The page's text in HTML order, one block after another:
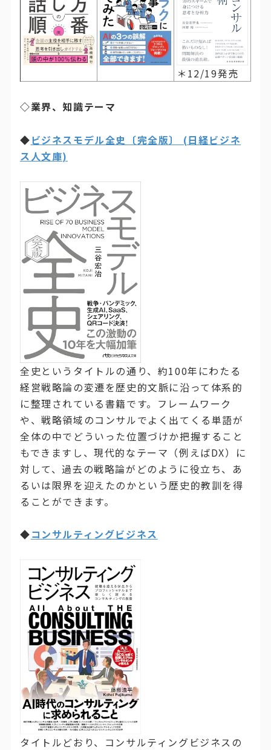
＊12/19発売
◇業界、知識テーマ
◆ビジネスモデル全史〔完全版〕 (日経ビジネ
ス人文庫)
全史というタイトルの通り、約100年にわたる
経営戦略論の変遷を歴史的文脈に沿って体系的
に整理されている書籍です。フレームワーク
や、戦略領域のコンサルでよく出てくる単語が
全体の中でどういった位置づけか把握すること
もできますし、現代的なテーマ（例えばDX）に
対して、過去の戦略論がどのように役立ち、あ
るいは限界を迎えたのかという歴史的教訓を得
ることができます。
◆コンサルティングビジネス
タイトルどおり、コンサルティングビジネスの